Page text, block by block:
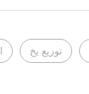
توزیع یخ